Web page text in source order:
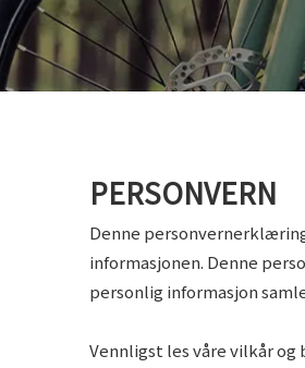
PERSONVERN
Denne
informasjonen. Denne
personlig informasjon
Vennligst les våre vilkår